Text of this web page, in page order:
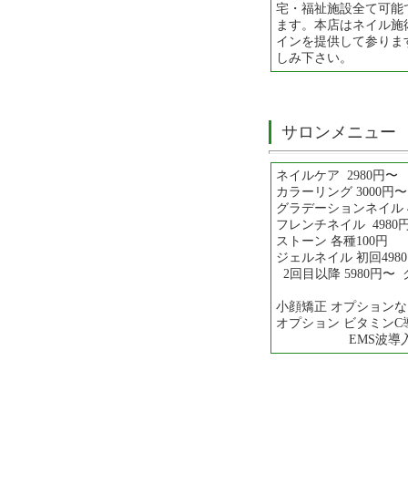
宅・福祉施設全て可能
ます。本店はネイル
インを提供して参り
しみ下さい。
サロンメニュー
ネイルケア 2980円〜
カラーリング 3000円〜
グラデーションネイル
フレンチネイル 4980
ストーン 各種100円
ジェルネイル 初回
2回目以降 5980円〜
小顔矯正 オプション
オプション ビタミンC
EMS波導入